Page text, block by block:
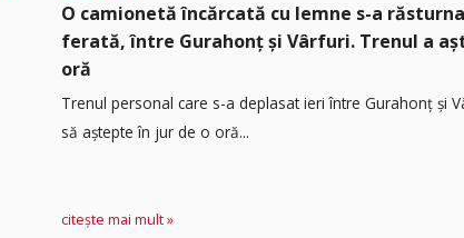
O camionetă încărcată cu lemne s-a
ferată, între Gurahonț și Vârfuri. Trenul a
oră
Trenul personal care s-a deplasat ieri între Gurahonț și
să aștepte în jur de o oră...
citește mai mult »